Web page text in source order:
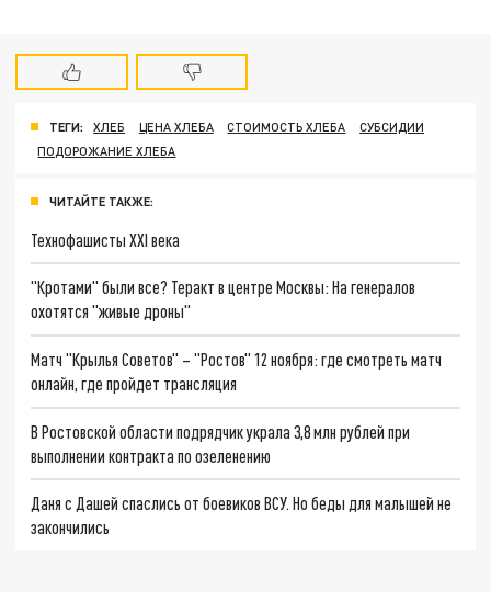
ТЕГИ: ХЛЕБ ЦЕНА ХЛЕБА СТОИМОСТЬ ХЛЕБА
СУБСИДИИ
ПОДОРОЖАНИЕ ХЛЕБА
ЧИТАЙТЕ ТАКЖЕ:
Технофашисты XXI века
"Кротами" были все? Теракт в центре Москвы: На генералов
охотятся "живые дроны"
Матч "Крылья Советов" – "Ростов" 12 ноября: где смотреть матч
онлайн, где пройдет трансляция
В Ростовской области подрядчик украла 3,8 млн рублей при
выполнении контракта по озеленению
Даня с Дашей спаслись от боевиков ВСУ. Но беды для малышей не
закончились